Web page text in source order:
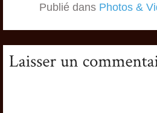
Publié dans Photos &